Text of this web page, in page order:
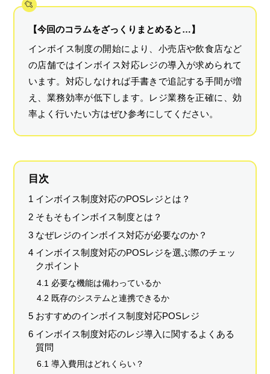
【今回のコラムをざっくりまとめると…】
インボイス制度の開始により、小売店や飲食店など
の店舗ではインボイス対応レジの導入が求められて
います。対応しなければ手書きで追記する手間が増
え、業務効率が低下します。レジ業務を正確に、効
率よく行いたい方はぜひ参考にしてください。
目次
1 インボイス制度対応のPOSレジとは？
2 そもそもインボイス制度とは？
3 なぜレジのインボイス対応が必要なのか？
4 インボイス制度対応のPOSレジを選ぶ際のチェッ
クポイント
4.1 必要な機能は備わっているか
4.2 既存のシステムと連携できるか
5 おすすめのインボイス制度対応POSレジ
6 インボイス制度対応のレジ導入に関するよくある
質問
6.1 導入費用はどれくらい？